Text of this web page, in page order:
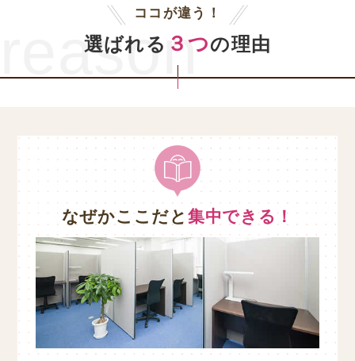
ココが違う！
選ばれる ３つの理由
reason
なぜかここだと 集中できる！